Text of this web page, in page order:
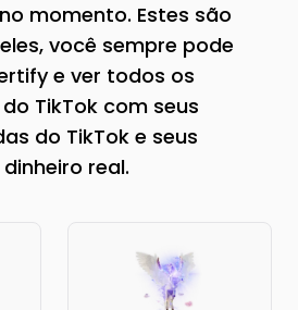
momento. Estes são
você sempre pode
e ver todos os
TikTok com seus
do TikTok e seus
real.